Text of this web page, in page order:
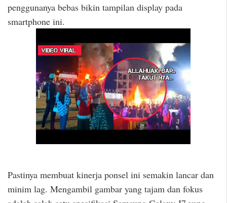
penggunanya bebas bikin tampilan display pada
smartphone ini.
Pastinya membuat kinerja ponsel ini semakin lancar dan
minim lag. Mengambil gambar yang tajam dan fokus